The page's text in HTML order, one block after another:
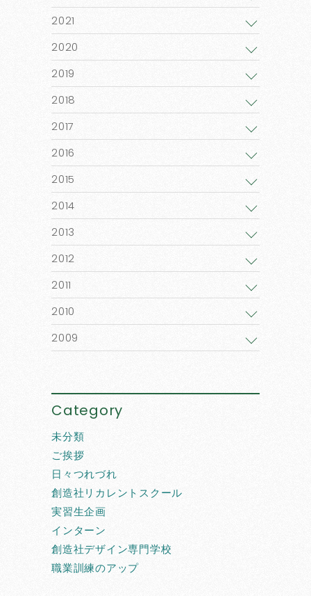
2021
2020
2019
2018
2017
2016
2015
2014
2013
2012
2011
2010
2009
Category
未分類
ご挨拶
日々つれづれ
創造社リカレントスクール
実習生企画
インターン
創造社デザイン専門学校
職業訓練のアップ